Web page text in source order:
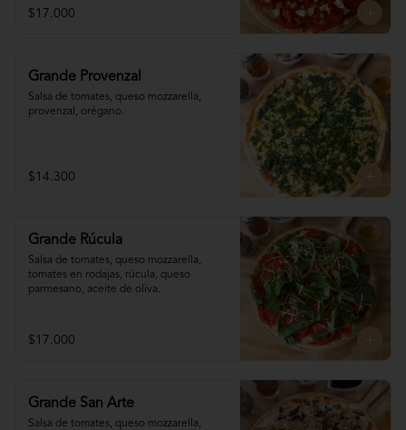
$17.000
Grande Provenzal
Salsa de tomates, queso mozzarella,
provenzal, orégano.
$14.300
Grande Rúcula
Salsa de tomates, queso mozzarella,
tomates en rodajas, rúcula, queso
parmesano, aceite de oliva.
$17.000
Grande San Arte
Salsa de tomates, queso mozzarella,